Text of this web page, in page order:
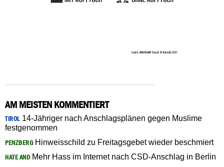
AM MEISTEN KOMMENTIERT
TIROL14-Jähriger nach Anschlagsplänen gegen Muslime
festgenommen
PENZBERGHinweisschild zu Freitagsgebet wieder beschmiert
HATE ANDMehr Hass im Internet nach CSD-Anschlag in Berlin